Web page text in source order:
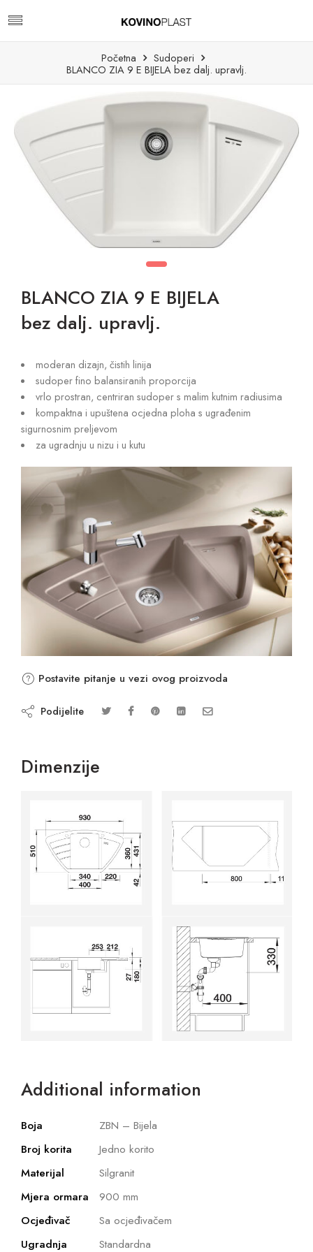
Početna
Sudoperi
BLANCO ZIA 9 E BIJELA bez dalj. upravlj.
BLANCO ZIA 9 E BIJELA
bez dalj. upravlj.
moderan dizajn, čistih linija
sudoper fino balansiranih proporcija
vrlo prostran, centriran sudoper s malim kutnim radiusima
kompaktna i upuštena ocjedna ploha s ugrađenim
sigurnosnim preljevom
za ugradnju u nizu i u kutu
Postavite pitanje u vezi ovog proizvoda
Podijelite
Dimenzije
Additional information
Boja
ZBN – Bijela
Broj korita
Jedno korito
Materijal
Silgranit
Mjera ormara
900 mm
Ocjeđivač
Sa ocjeđivačem
Ugradnja
Standardna